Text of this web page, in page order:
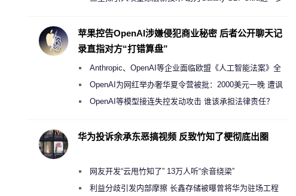
苹果控告OpenAI涉嫌侵犯商业秘密 后者公开聊天记
录直指对方“打错算盘”
Anthropic、OpenAI等企业面临欧盟《人工智能法案》全
新执法权限审查
OpenAI为网红举办奢华夏令营被批：2000美元一晚 遭讽
“反乌托邦”
OpenAI等模型接连失控发动攻击 谁该承担法律责任？
华为投诉余承东恶搞视频 反致竹知了梗彻底出圈
网友开发“云甩竹知了” 13万人听“余音绕梁”
利益分歧引发内部摩擦 长鑫存储被曝曾将华为驻场工程